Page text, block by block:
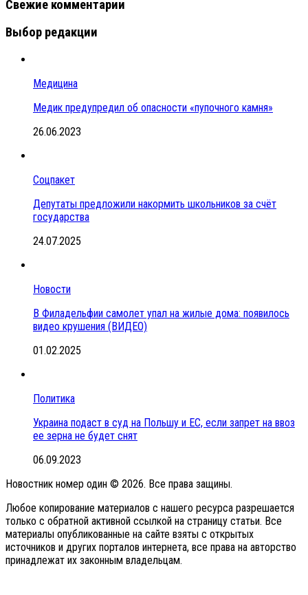
Свежие комментарии
Выбор редакции
Медицина
Медик предупредил об опасности «пупочного камня»
26.06.2023
Соцпакет
Депутаты предложили накормить школьников за счёт
государства
24.07.2025
Новости
В Филадельфии самолет упал на жилые дома: появилось
видео крушения (ВИДЕО)
01.02.2025
Политика
Украина подаст в суд на Польшу и ЕС, если запрет на ввоз
ее зерна не будет снят
06.09.2023
Новостник номер один © 2026. Все права защины.
Любое копирование материалов с нашего ресурса разрешается
только с обратной активной ссылкой на страницу статьи. Все
материалы опубликованные на сайте взяты с открытых
источников и других порталов интернета, все права на авторство
принадлежат их законным владельцам.